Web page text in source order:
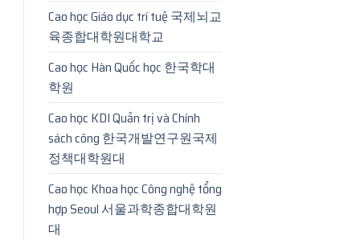
Cao học Giáo dục trí tuệ 국제뇌교
육종합대학원대학교
Cao học Hàn Quốc học 한국학대
학원
Cao học KDI Quản trị và Chính
sách công 한국개발연구원국제
정책대학원대
Cao học Khoa học Công nghệ tổng
hợp Seoul 서울과학종합대학원
대